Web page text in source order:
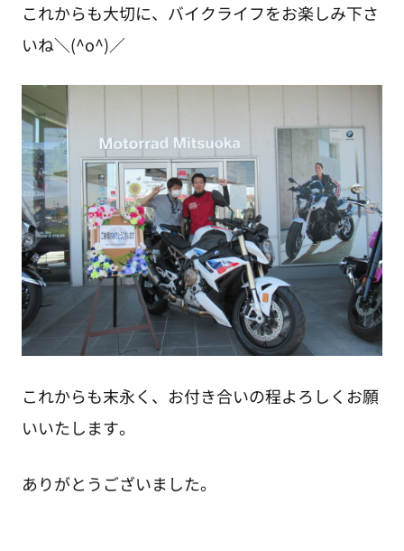
これからも大切に、バイクライフをお楽しみ下さ
いね＼(^o^)／
これからも末永く、お付き合いの程よろしくお願
いいたします。
ありがとうございました。